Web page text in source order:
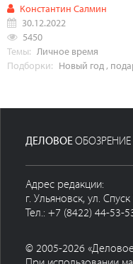
Константин Салмин
30.12.2022
5450
Темы: Личное время
Подборки: Новый год,
ДЕЛОВОЕ ОБОЗРЕНИЕ
Адрес редакции:
г. Ульяновск, ул.
Тел.: +7 (8422) 44-53-
© 2005-2026